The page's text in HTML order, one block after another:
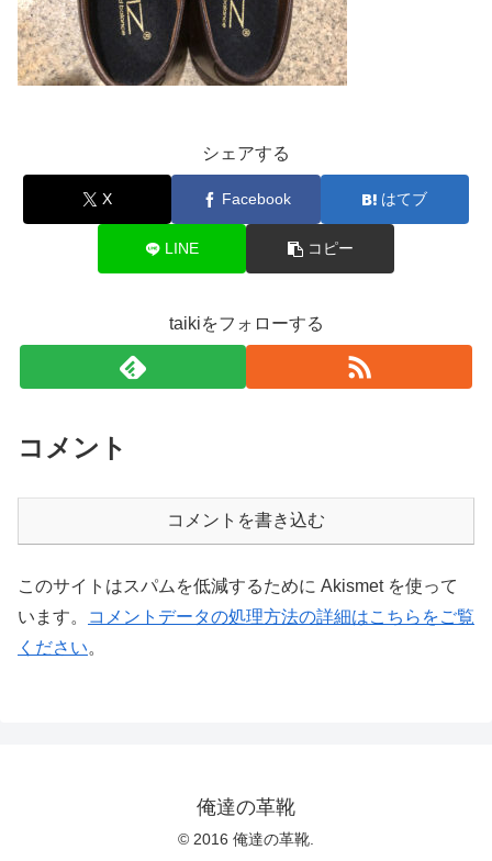
シェアする
X Facebook はてブ
LINE コピー
taikiをフォローする
コメント
コメントを書き込む
このサイトはスパムを低減するために Akismet を使って
います。
コメントデータの処理方法の詳細はこちらをご覧
ください。
俺達の革靴
© 2016 俺達の革靴.